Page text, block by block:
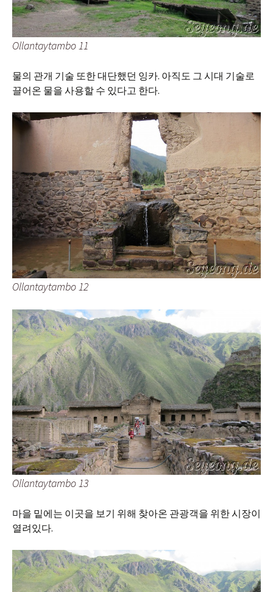
Ollantaytambo 11
물의 관개 기술 또한 대단했던 잉카. 아직도 그 시대 기술로
끌어온 물을 사용할 수 있다고 한다.
Ollantaytambo 12
Ollantaytambo 13
마을 밑에는 이곳을 보기 위해 찾아온 관광객을 위한 시장이
열려있다.